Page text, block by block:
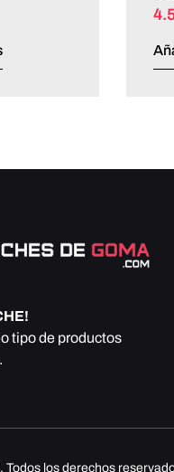
tipo de productos
Todos los derechos